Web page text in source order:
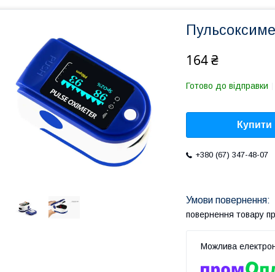
164 ₴
Готово до відправки
Купити
+380 (67) 347-48-07
повернення товару